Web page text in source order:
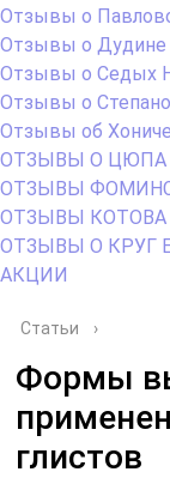
Отзывы о
Отзывы о Дудине
Отзывы о Седых
Отзывы о
Отзывы об
ОТЗЫВЫ О ЦЮПА
ОТЗЫВЫ
ОТЗЫВЫ КОТОВА
ОТЗЫВЫ О КРУГ
АКЦИИ
Статьи ›
Формы
глистов